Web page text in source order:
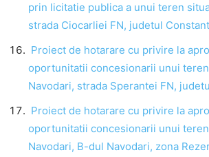
prin licitatie publica a unui teren
strada Ciocarliei FN, judetul
Proiect de hotarare cu privire la
oportunitatii concesionarii unui
Navodari, strada Sperantei FN,
Proiect de hotarare cu privire la
oportunitatii concesionarii unui
Navodari, B-dul Navodari, zona